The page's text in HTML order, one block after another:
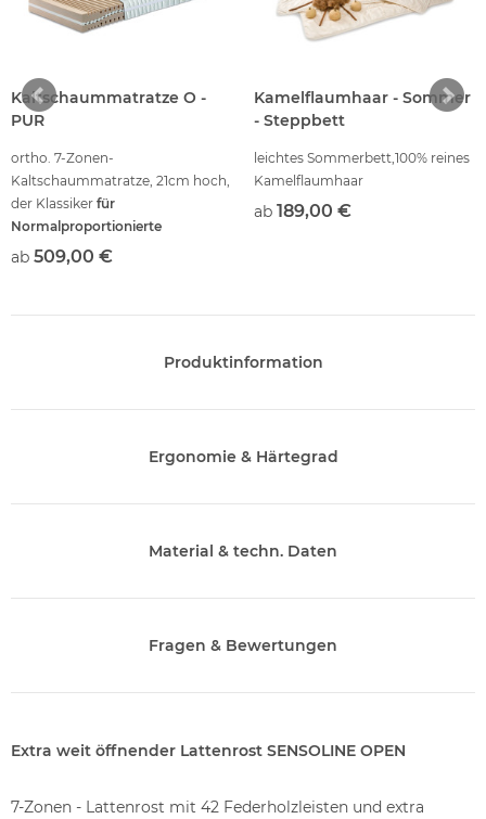
Kaltschaummatratze O -
PUR
ortho. 7-Zonen-
Kaltschaummatratze, 21cm hoch,
der Klassiker für
Normalproportionierte
ab 509,00 €
Kamelflaumhaar - Sommer
- Steppbett
leichtes Sommerbett,100% reines
Kamelflaumhaar
ab 189,00 €
Produktinformation
Ergonomie & Härtegrad
Material & techn. Daten
Fragen & Bewertungen
Extra weit öffnender Lattenrost SENSOLINE OPEN
7-Zonen - Lattenrost mit 42 Federholzleisten und extra